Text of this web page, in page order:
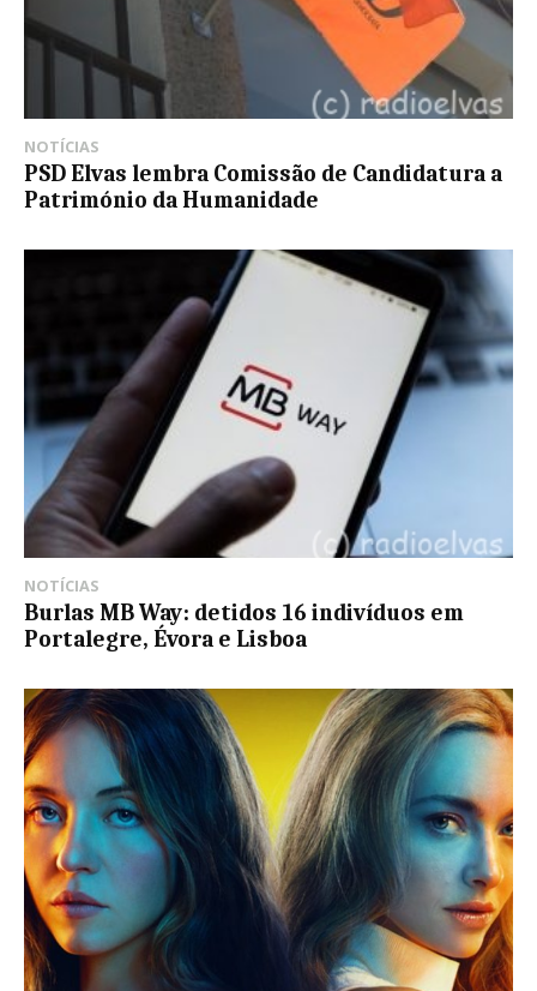
NOTÍCIAS
PSD Elvas lembra Comissão de Candidatura a
Património da Humanidade
NOTÍCIAS
Burlas MB Way: detidos 16 indivíduos em
Portalegre, Évora e Lisboa